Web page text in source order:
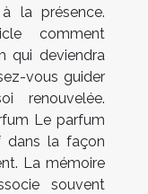
la présence.
comment
qui deviendra
vous guider
renouvelée.
Le parfum
dans la façon
La mémoire
souvent